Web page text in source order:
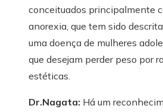
conceituados principalmente
anorexia, que tem sido
uma doença de mulheres
que desejam perder peso por
estéticas.
Dr.Nagata: Há um